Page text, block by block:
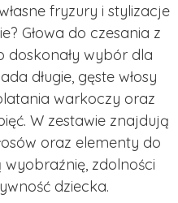
fryzury i stylizacje
Głowa do czesania z
doskonały wybór dla
długie, gęste włosy
warkoczy oraz
W zestawie znajdują
oraz elementy do
zdolności
dziecka.